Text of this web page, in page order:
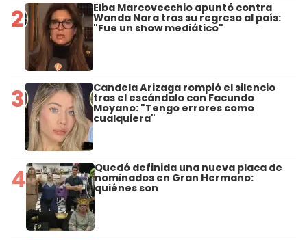
2 Elba Marcovecchio apuntó contra
Wanda Nara tras su regreso al país:
"Fue un show mediático"
3 Candela Arizaga rompió el silencio
tras el escándalo con Facundo
Moyano: "Tengo errores como
cualquiera"
4 Quedó definida una nueva placa de
nominados en Gran Hermano:
quiénes son